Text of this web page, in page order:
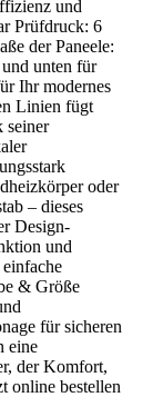
und
Prüfdruck: 6
der Paneele:
unten für
Ihr modernes
Linien fügt
seiner
oder
– dieses
Design-
und
& Größe
für sicheren
eine
der Komfort,
online bestellen